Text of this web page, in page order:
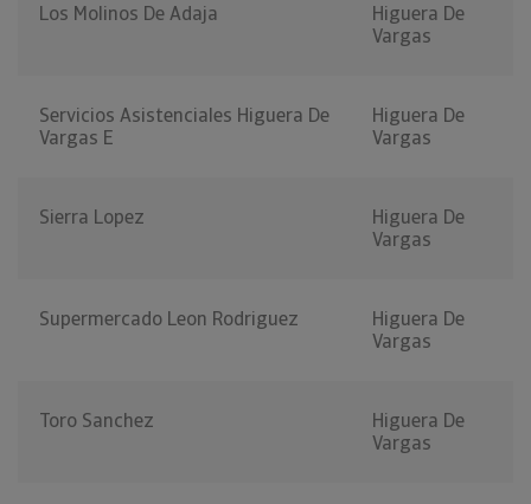
Los Molinos De Adaja
Higuera De
Vargas
Servicios Asistenciales Higuera De
Vargas E
Higuera De
Vargas
Sierra Lopez
Higuera De
Vargas
Supermercado Leon Rodriguez
Higuera De
Vargas
Toro Sanchez
Higuera De
Vargas